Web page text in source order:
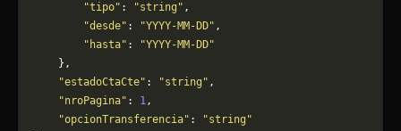
        "tipo"
: "string" ,
        "desde"
: "YYYY-MM-DD" ,
        "hasta"
:
"YYYY-MM-DD"
    },
    "estadoCtaCte"
: "string" ,
    "nroPagina"
: 1,
    "opcionTransferencia"
:
"string"